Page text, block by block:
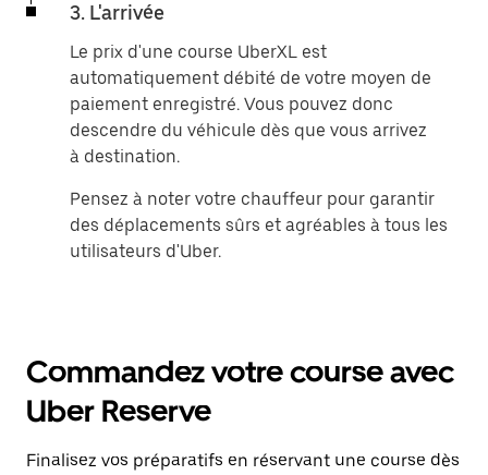
3. L'arrivée
Le prix d'une course UberXL est
automatiquement débité de votre moyen de
paiement enregistré. Vous pouvez donc
descendre du véhicule dès que vous arrivez
à destination.
Pensez à noter votre chauffeur pour garantir
des déplacements sûrs et agréables à tous les
utilisateurs d'Uber.
Commandez votre course avec
Uber Reserve
Finalisez vos préparatifs en réservant une course dès